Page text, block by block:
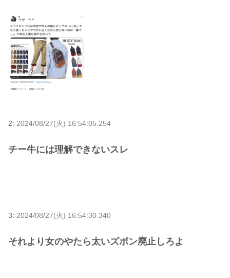
2: 2024/08/27(火) 16:54:05.254
チー牛には理解できないスレ
3: 2024/08/27(火) 16:54:30.340
それより女のやたら太いズボン廃止しろよ